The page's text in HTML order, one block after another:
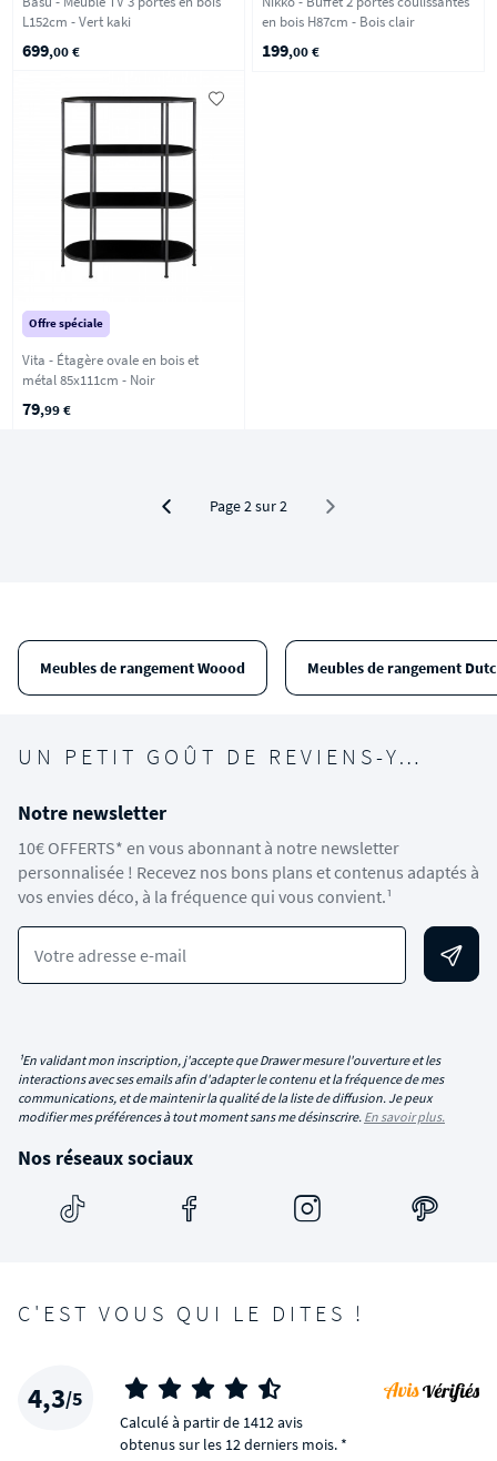
L152cm - Vert kaki
699,00 €
en bois H87cm - Bois clair
199,00 €
Offre spéciale
Vita - Étagère ovale en bois et
métal 85x111cm - Noir
79,99 €
Page 2 sur 2
Meubles de rangement Woood Meubles de rangement
UN PETIT GOÛT DE REVIENS-Y…
Notre newsletter
10€ OFFERTS* en vous abonnant à notre newsletter
personnalisée ! Recevez nos bons plans et contenus adaptés à
vos envies déco, à la fréquence qui vous convient.¹
Votre adresse e-mail
¹En validant mon inscription, j'accepte que Drawer mesure l'ouverture et les
interactions avec ses emails afin d'adapter le contenu et la fréquence de mes
communications, et de maintenir la qualité de la liste de diffusion. Je peux
modifier mes préférences à tout moment sans me désinscrire. En savoir plus.
Nos réseaux sociaux
C'EST VOUS QUI LE DITES !
4,3/5
Calculé à partir de 1412 avis
obtenus sur les 12 derniers mois. *